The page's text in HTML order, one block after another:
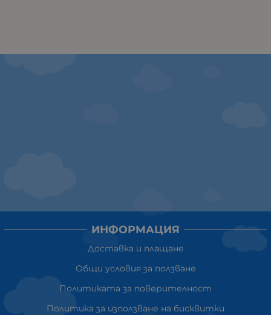
ИНФОРМАЦИЯ
Доставка и плащане
Общи условия за ползване
Политиката за поверителност
Политика за използване на бисквитки